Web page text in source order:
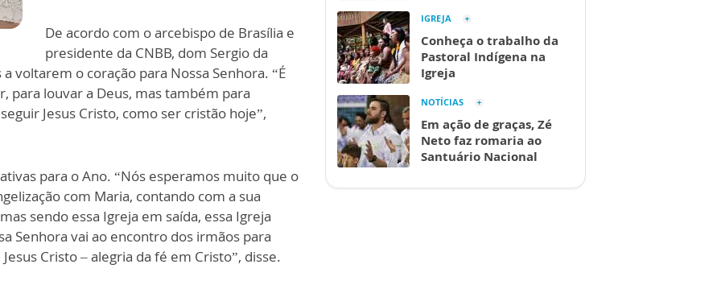
De acordo com o arcebispo de Brasília e
presidente da CNBB, dom Sergio da
voltarem o coração para Nossa Senhora. “É
para louvar a Deus, mas também para
Jesus Cristo, como ser cristão hoje”,
para o Ano. “Nós esperamos muito que o
com Maria, contando com a sua
sendo essa Igreja em saída, essa Igreja
Senhora vai ao encontro dos irmãos para
Cristo – alegria da fé em Cristo”, disse.
IGREJA
Conheça o trabalho da
Pastoral Indígena na
Igreja
NOTÍCIAS
Em ação de graças, Zé
Neto faz romaria ao
Santuário Nacional